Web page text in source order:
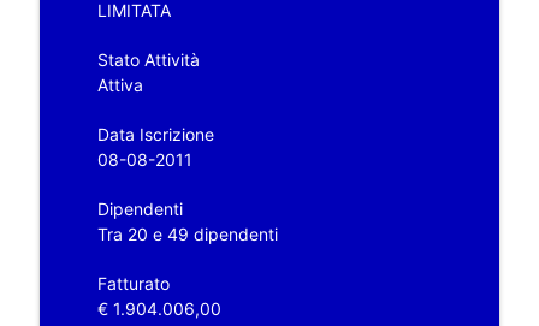
LIMITATA
Stato Attività
Attiva
Data Iscrizione
08-08-2011
Dipendenti
Tra 20 e 49 dipendenti
Fatturato
€ 1.904.006,00